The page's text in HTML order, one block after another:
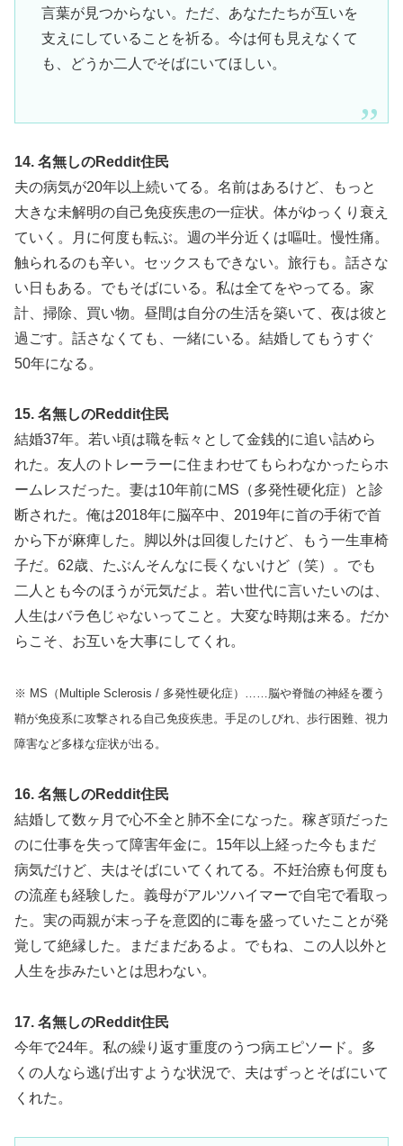
言葉が見つからない。ただ、あなたたちが互いを
支えにしていることを祈る。今は何も見えなくて
も、どうか二人でそばにいてほしい。
14. 名無しのReddit住民
夫の病気が20年以上続いてる。名前はあるけど、もっと
大きな未解明の自己免疫疾患の一症状。体がゆっくり衰え
ていく。月に何度も転ぶ。週の半分近くは嘔吐。慢性痛。
触られるのも辛い。セックスもできない。旅行も。話さな
い日もある。でもそばにいる。私は全てをやってる。家
計、掃除、買い物。昼間は自分の生活を築いて、夜は彼と
過ごす。話さなくても、一緒にいる。結婚してもうすぐ
50年になる。
15. 名無しのReddit住民
結婚37年。若い頃は職を転々として金銭的に追い詰めら
れた。友人のトレーラーに住まわせてもらわなかったらホ
ームレスだった。妻は10年前にMS（多発性硬化症）と診
断された。俺は2018年に脳卒中、2019年に首の手術で首
から下が麻痺した。脚以外は回復したけど、もう一生車椅
子だ。62歳、たぶんそんなに長くないけど（笑）。でも
二人とも今のほうが元気だよ。若い世代に言いたいのは、
人生はバラ色じゃないってこと。大変な時期は来る。だか
らこそ、お互いを大事にしてくれ。
※ MS（Multiple Sclerosis / 多発性硬化症）……脳や脊髄の神経を覆う
鞘が免疫系に攻撃される自己免疫疾患。手足のしびれ、歩行困難、視力
障害など多様な症状が出る。
16. 名無しのReddit住民
結婚して数ヶ月で心不全と肺不全になった。稼ぎ頭だった
のに仕事を失って障害年金に。15年以上経った今もまだ
病気だけど、夫はそばにいてくれてる。不妊治療も何度も
の流産も経験した。義母がアルツハイマーで自宅で看取っ
た。実の両親が末っ子を意図的に毒を盛っていたことが発
覚して絶縁した。まだまだあるよ。でもね、この人以外と
人生を歩みたいとは思わない。
17. 名無しのReddit住民
今年で24年。私の繰り返す重度のうつ病エピソード。多
くの人なら逃げ出すような状況で、夫はずっとそばにいて
くれた。